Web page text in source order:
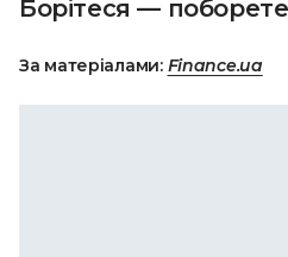
Борітеся —
За матеріалами: Finance.ua